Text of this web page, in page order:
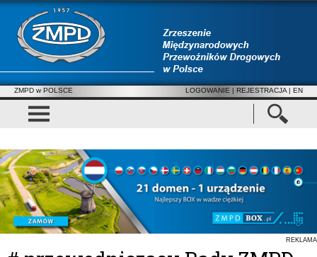
ZMPD w POLSCE LOGOWANIE | REJESTRACJA | EN
REKLAMA